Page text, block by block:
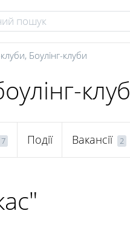
, Боулінг-клуби
клуб
7 Події Вакансії 2